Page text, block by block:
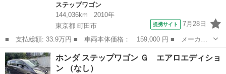
ステップワゴン
144,036km
2010年
東京都 町田市
提携サイト 7月28日
■ 支払総額: 33.9万円 ■ 車両本体価格： 159,000 円 ■ メーカー
名： ホンダ ■ 車種名： ステップワゴンスパーダ ■ グレード
名： Ｓ 左アワースライドドア 純正ナビ 地デジＴＶ バックカ
メラ ＥＴＣ ...
東京 町田市 ステップワゴン
ホンダ ステップワゴン Ｇ エアロエディショ
ン （なし）